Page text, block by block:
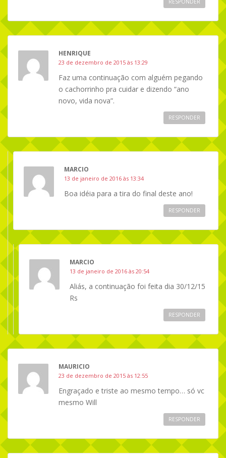
HENRIQUE
23 de dezembro de 2015 às 13:29
Faz uma continuação com alguém pegando
o cachorrinho pra cuidar e dizendo “ano
novo, vida nova”.
RESPONDER
MARCIO
13 de janeiro de 2016 às 13:34
Boa idéia para a tira do final deste ano!
RESPONDER
MARCIO
13 de janeiro de 2016 às 20:54
Aliás, a continuação foi feita dia 30/12/15
Rs
RESPONDER
MAURICIO
23 de dezembro de 2015 às 12:55
Engraçado e triste ao mesmo tempo… só vc
mesmo Will
RESPONDER